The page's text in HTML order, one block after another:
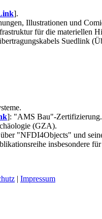
].
Illustrationen und
für die materiellen
Suedlink
]: "AMS Bau"-
(GZA).
"NFDI4Objects" und
insbesondere
| Impressum